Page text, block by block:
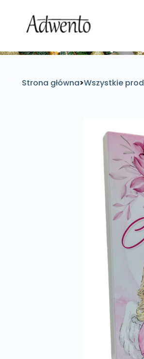
Strona główna>Wszystkie